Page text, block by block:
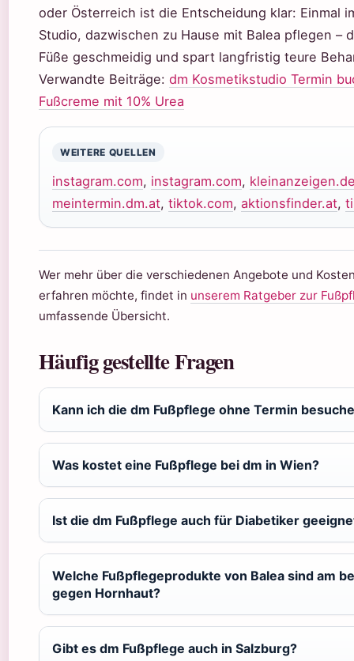
oder Österreich ist die Entscheidung klar: Einmal
Studio, dazwischen zu Hause mit Balea pflegen –
Füße geschmeidig und spart langfristig teure
Verwandte Beiträge: dm Kosmetikstudio Termin
Fußcreme mit 10% Urea
WEITERE QUELLEN
instagram.com, instagram.com,
meintermin.dm.at, tiktok.com, aktionsfinder.at,
Wer mehr über die verschiedenen Angebote und
erfahren möchte, findet in unserem Ratgeber zur
umfassende Übersicht.
Häufig gestellte Fragen
Kann ich die dm Fußpflege ohne Termin
Was kostet eine Fußpflege bei dm in Wien?
Ist die dm Fußpflege auch für Diabetiker
Welche Fußpflegeprodukte von Balea sind am
gegen Hornhaut?
Gibt es dm Fußpflege auch in Salzburg?